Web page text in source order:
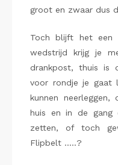
groot en zwaar dus
Toch blijft het een
wedstrijd krijg je
drankpost, thuis is
voor rondje je gaat
kunnen
huis en in de gang
zetten, of toch
Flipbelt …..?